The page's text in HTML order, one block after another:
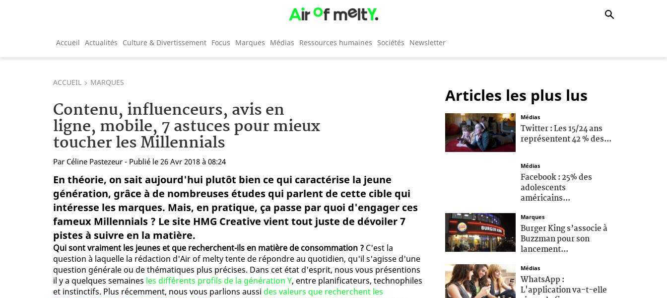
Accueil Actualités Culture & Divertissement Focus Marques Médias Ressources humaines Sociétés Newsletter
ACCUEIL MARQUES
Contenu, influenceurs, avis en
ligne, mobile, 7 astuces pour mieux
toucher les Millennials
Par Céline Pastezeur - Publié le 26 Avr 2018 à 08:24
En théorie, on sait aujourd'hui plutôt bien ce qui caractérise la jeune
génération, grâce à de nombreuses études qui parlent de cette cible qui
intéresse les marques. Mais, en pratique, ça passe par quoi d'engager ces
fameux Millennials ? Le site HMG Creative vient tout juste de dévoiler 7
pistes à suivre en la matière.
Qui sont vraiment les jeunes et que recherchent-ils en matière de consommation ? C'est la
question à laquelle la rédaction d'Air of melty tente de répondre au quotidien, qu'il s'agisse d'une
question générale ou de thématiques plus précises. Dans cet état d'esprit, nous vous présentions
il y a quelques semaines les différents profils de la génération Y, entre planificateurs, technophiles
et instinctifs. Plus récemment, nous vous parlions aussi des valeurs que recherchent les
Articles les plus lus
Médias
Twitter : Les 15/24 ans
représentent 42 % des...
Médias
Facebook : 25% des
adolescents
américains...
Marques
Burger King s’associe à
Buzzman pour son
lancement...
Médias
WhatsApp :
L'application va-t-elle